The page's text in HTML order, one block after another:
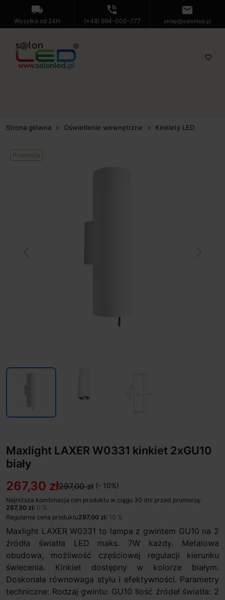
local_shipping
Wysyłka od 24H
phone_in_talk
(+48) 694-000-777
mail
sklep@salonled.pl
favorite_border
Strona główna Oświetlenie wewnętrzne Kinkiety LED
Promocja
Maxlight LAXER W0331 kinkiet 2xGU10
biały
267,30 zł297,00 zł (- 10%)
Najniższa kombinacja cen produktu w ciągu 30 dni przed promocją:
267,30 zł/ 0 %
Regularna cena produktu297,00 zł/ 10 %
Maxlight LAXER W0331 to lampa z gwintem GU10 na 2
źródła światła LED maks. 7W każdy. Metalowa
obudowa, możliwość częściowej regulacji kierunku
świecenia. Kinkiet dostępny w kolorze białym.
Doskonała równowaga stylu i efektywności. Parametry
techniczne: Rodzaj gwintu: GU10 Ilość źródeł światła: 2